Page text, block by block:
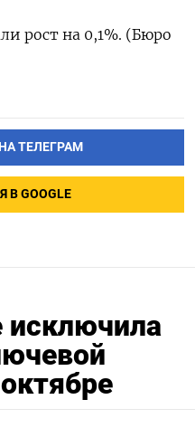
рост на 0,1%. (Бюро
ТЕЛЕГРАМ
GOOGLE
исключила